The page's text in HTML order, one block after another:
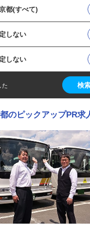
都(すべて)
しない
しない
た 検
のピックアップPR求